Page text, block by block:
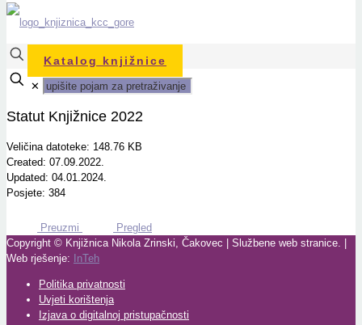
Katalog knjižnice
✕
Statut Knjižnice 2022
Veličina datoteke: 148.76 KB
Created: 07.09.2022.
Updated: 04.01.2024.
Posjete: 384
Preuzmi
Pregled
Copyright © Knjižnica Nikola Zrinski, Čakovec | Službene web stranice. |
Web rješenje:
InTeh
Politika privatnosti
Uvjeti korištenja
Izjava o digitalnoj pristupačnosti